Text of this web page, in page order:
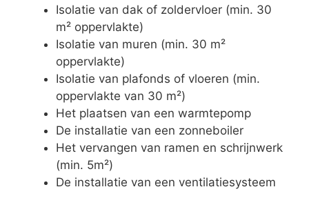
Isolatie van dak of zoldervloer (min. 30
m² oppervlakte)
Isolatie van muren (min. 30 m²
oppervlakte)
Isolatie van plafonds of vloeren (min.
oppervlakte van 30 m²)
Het plaatsen van een warmtepomp
De installatie van een zonneboiler
Het vervangen van ramen en schrijnwerk
(min. 5m²)
De installatie van een ventilatiesysteem